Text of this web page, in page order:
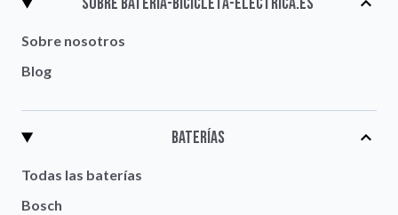
Sobre nosotros
Blog
Baterías
Todas las baterías
Bosch